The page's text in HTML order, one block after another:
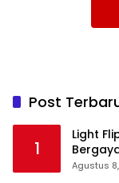
Post
1
Light
Agustus